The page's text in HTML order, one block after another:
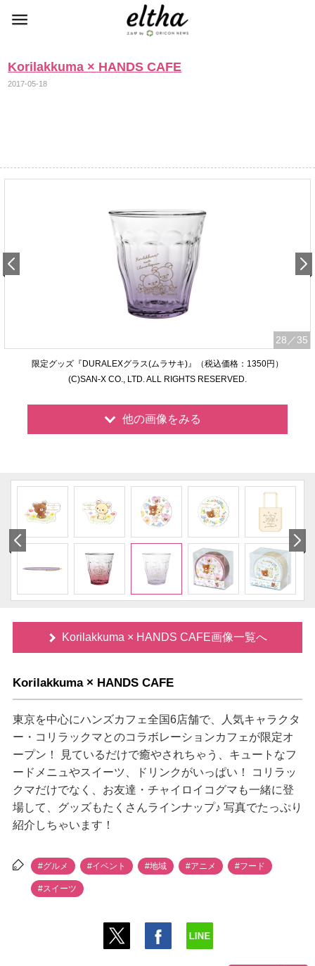
Korilakkuma × HANDS CAFE
2017-05-18
28 ／35
限定グッズ『DURALEXグラス(ムラサキ)』（税込価格：1350円）
(C)SAN-X CO., LTD. ALL RIGHTS RESERVED.
他の画像をみる
Korilakkuma × HANDS CAFE画像一覧へ
Korilakkuma × HANDS CAFE
東京を中心にハンズカフェ全国6店舗で、人気キャラクタ
ー・コリラックマとのコラボレーションカフェが限定オ
ープン！ 見ているだけで癒やされちゃう、キュートなフ
ードメニュやスイーツ、ドリンクがいっぱい！ コリラッ
クマだけでなく、お友達・チャイロイコグマも一緒に登
場して、グッズもたくさんラインナップ♪ 写真でたっぷり
紹介しちゃいます！
#グルメ #イベント #地域 #アニメ #フード
#スイーツ